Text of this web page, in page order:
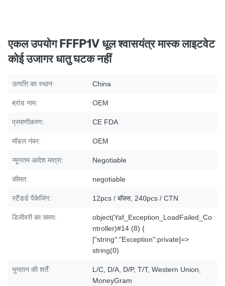
एकल उपयोग FFFP1V धूल श्वासयंत्र मास्क लाइटवेट
कोई उजागर धातु घटक नहीं
उत्पत्ति का स्थान: China
ब्रांड नाम: OEM
प्रमाणीकरण: CE FDA
मॉडल नंबर: OEM
न्यूनतम आदेश मात्रा: Negotiable
कीमत: negotiable
स्टैंडर्ड पैकेजिंग: 12pcs / बॉक्स, 240pcs / CTN
डिलीवरी का समय:
object(Yaf_Exception_LoadFailed_Co
ntroller)#14 (8) {
["string":"Exception":private]=>
string(0)
भुगतान की शर्तें:
L/C, D/A, D/P, T/T, Western Union,
MoneyGram